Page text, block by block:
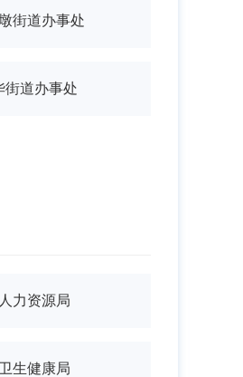
街道办事处
街道办事处
力资源局
生健康局